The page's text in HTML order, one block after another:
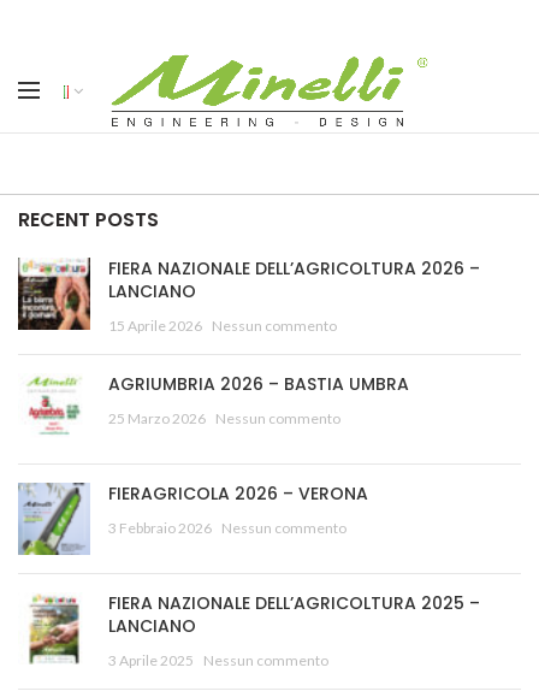
RECENT POSTS
FIERA NAZIONALE DELL’AGRICOLTURA 2026 –
LANCIANO
15 Aprile 2026 Nessun commento
AGRIUMBRIA 2026 – BASTIA UMBRA
25 Marzo 2026 Nessun commento
FIERAGRICOLA 2026 – VERONA
3 Febbraio 2026 Nessun commento
FIERA NAZIONALE DELL’AGRICOLTURA 2025 –
LANCIANO
3 Aprile 2025 Nessun commento